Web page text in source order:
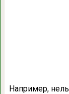
Например,